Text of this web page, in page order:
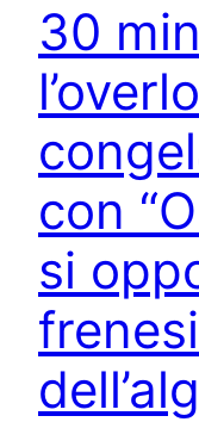
30
con
si